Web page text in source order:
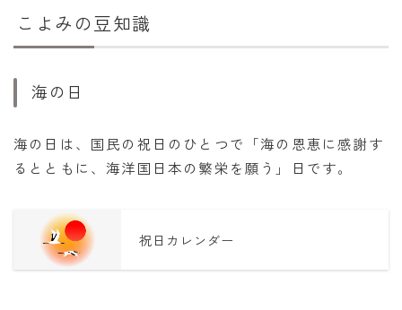
こよみの豆知識
海の日
海の日は、国民の祝日のひとつで「海の恩恵に感謝す
るとともに、海洋国日本の繁栄を願う」日です。
祝日カレンダー